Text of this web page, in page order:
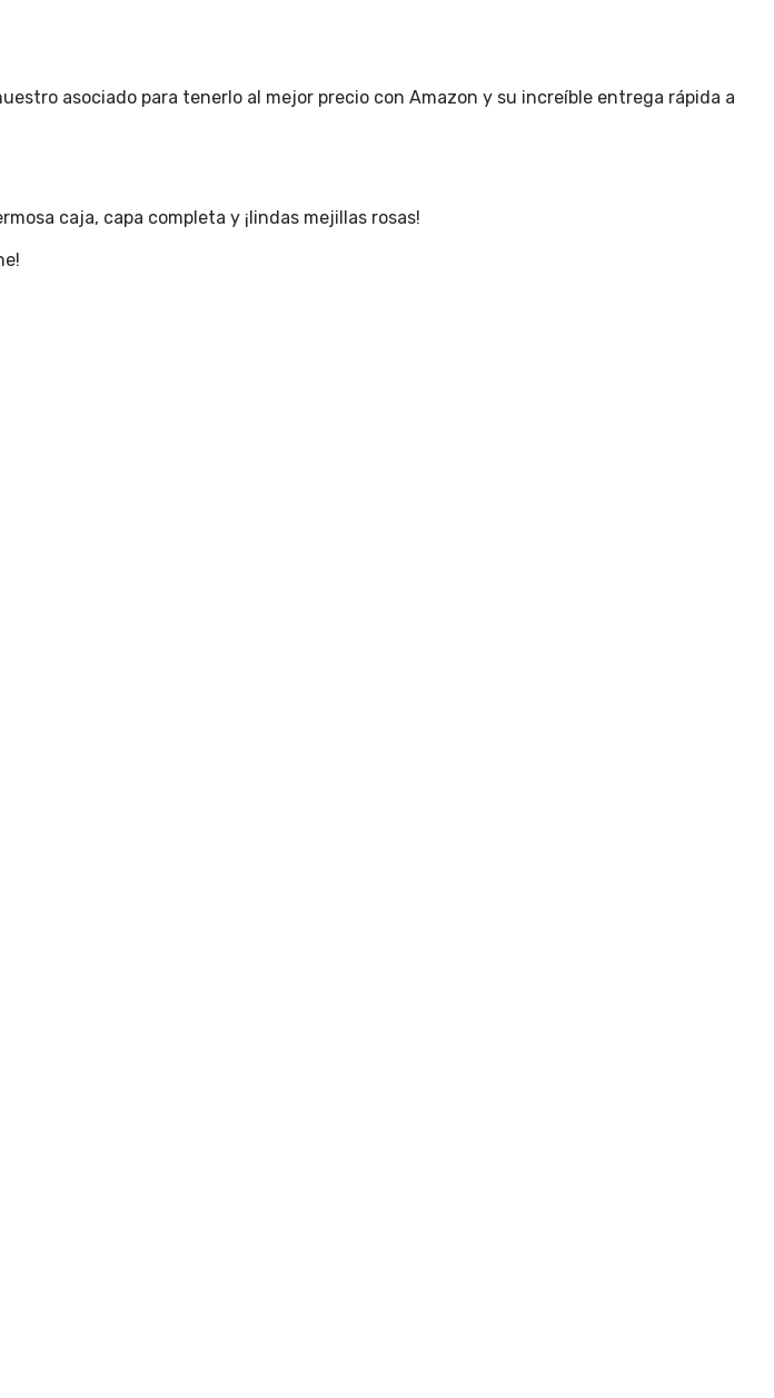
asociado para tenerlo al mejor precio con Amazon y su increíble entrega rápida a
caja, capa completa y ¡lindas mejillas rosas!